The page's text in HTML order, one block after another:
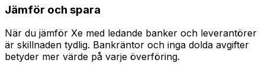
Jämför och spara
När du jämför Xe med ledande banker och leverantörer
är skillnaden tydlig. Bankräntor och inga dolda avgifter
betyder mer värde på varje överföring.